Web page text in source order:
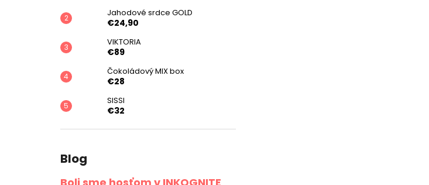
Jahodové srdce GOLD
€24,90
VIKTORIA
€89
Čokoládový MIX box
€28
SISSI
€32
Blog